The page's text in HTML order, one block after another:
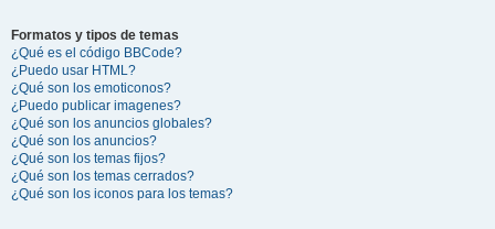
Formatos y tipos de temas
¿Qué es el código BBCode?
¿Puedo usar HTML?
¿Qué son los emoticonos?
¿Puedo publicar imagenes?
¿Qué son los anuncios globales?
¿Qué son los anuncios?
¿Qué son los temas fijos?
¿Qué son los temas cerrados?
¿Qué son los iconos para los temas?